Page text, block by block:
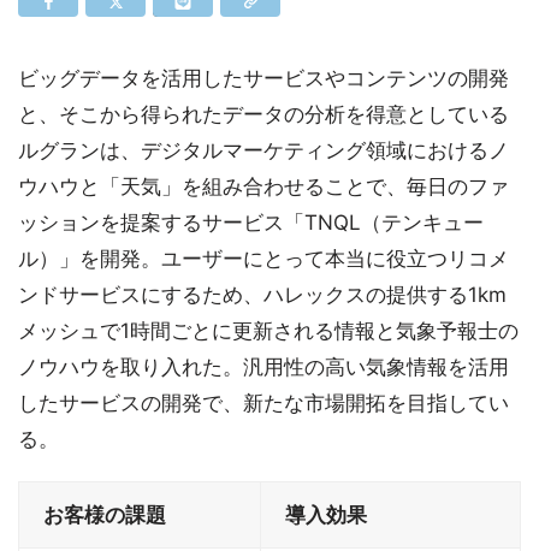
ビッグデータを活用したサービスやコンテンツの開発
と、そこから得られたデータの分析を得意としている
ルグランは、デジタルマーケティング領域におけるノ
ウハウと「天気」を組み合わせることで、毎日のファ
ッションを提案するサービス「TNQL（テンキュー
ル）」を開発。ユーザーにとって本当に役立つリコメ
ンドサービスにするため、ハレックスの提供する1km
メッシュで1時間ごとに更新される情報と気象予報士の
ノウハウを取り入れた。汎用性の高い気象情報を活用
したサービスの開発で、新たな市場開拓を目指してい
る。
お客様の課題 導入効果